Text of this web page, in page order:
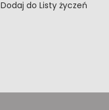
Dodaj do Listy życzeń